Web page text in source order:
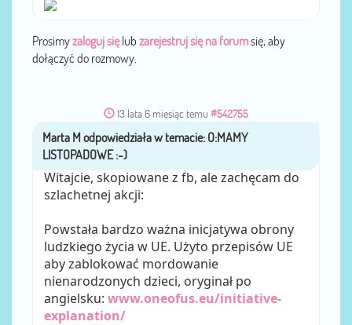
Prosimyzaloguj sięlub zarejestruj się na forumsię, aby
dołączyć do rozmowy.
13 lata 6 miesiąc temu #542755
przezMarta M
Witajcie, skopiowane z fb, ale zachęcam do
szlachetnej akcji:
Powstała bardzo ważna inicjatywa obrony
ludzkiego życia w UE. Użyto przepisów UE
aby zablokować mordowanie
nienarodzonych dzieci, oryginał po
angielsku: www.oneofus.eu/initiative-
explanation/